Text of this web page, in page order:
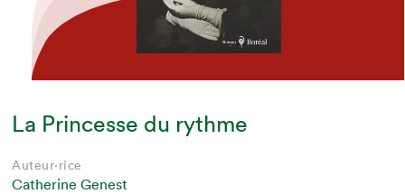
La Princesse du rythme
Auteur·rice
Catherine Genest